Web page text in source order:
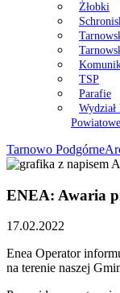
Żłobki
TSP
Parafie
Tarnowo Podgórne
ENEA: Awaria
17.02.2022
Enea Operator
na terenie naszej